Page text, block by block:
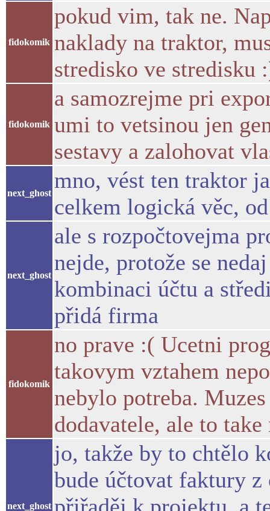
fidokomik
pokud vim, tak ne.
naklady na traktor,
stredisko ve stredisku
fidokomik
a samozrejme pri
umi to vetsinou jen
sestavy a zalohovat
next_ghost
mno, vést ten traktor
celkem logická věc,
next_ghost
ale s rozpočtovejma
nejde, protože se
kombinaci účtu a
přidá firma
fidokomik
no prave :( Ucetni
takovym vztahem
nebylo potreba.
dodavatele, ale to
next_ghost
jo, takže by to chtělo
bude účtovat faktury z